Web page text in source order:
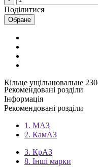
Поділитися
Обране
Кільце ущільнювальне
Рекомендовані розділи
Інформація
Рекомендовані розділи
1. МАЗ
2. КамАЗ
3. КрАЗ
8. Інші марки